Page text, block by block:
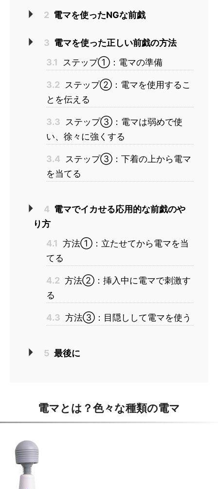
2 電マを使ったNGな前戯
3 電マを使った正しい前戯の方法
3.1
ステップ①：電マの準備
3.2
ステップ②：電マを使用するこ
とを伝える
3.3
ステップ③：電マは弱めで使
い、徐々に強くする
3.4
ステップ③：下着の上から電マ
を当てる
4 電マでイカせる応用的な前戯のや
り方
4.1 方法①：立たせてから電マを当
てる
4.2 方法②：挿入中に電マで刺激す
る
4.3 方法③：目隠しして電マを使う
5 最後に
電マとは？色々な種類の電マ